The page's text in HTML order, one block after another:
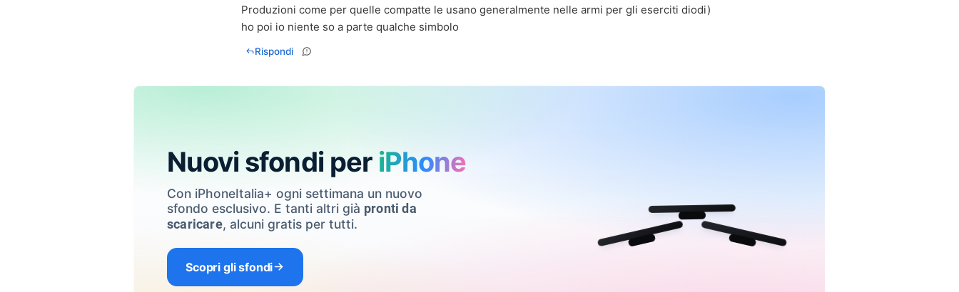
Produzioni come per quelle compatte le usano generalmente nelle armi per gli eserciti diodi)
ho poi io niente so a parte qualche simbolo
Rispondi
Nuovi sfondi per iPhone
Con iPhoneItalia+ ogni settimana un nuovo
sfondo esclusivo. E tanti altri già pronti da
scaricare, alcuni gratis per tutti.
Scopri gli sfondi